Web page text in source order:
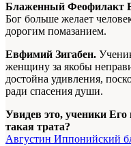
Блаженный Феофилакт
Бог больше желает
дорогим помазанием.
Евфимий Зигабен.
женщину за якобы
достойна удивления,
ради спасения души.
Увидев это, ученики Его
такая трата?
Августин Иппонийский